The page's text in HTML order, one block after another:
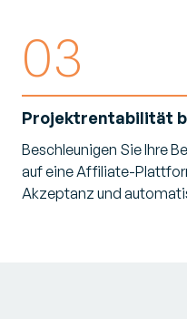
03
Projektrentabilität
Beschleunigen Sie Ihre
auf eine Affiliate-
Akzeptanz und